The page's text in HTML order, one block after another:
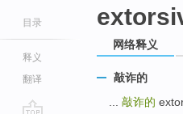
目录
释义
翻译
网络释义
敲诈的
敲诈的